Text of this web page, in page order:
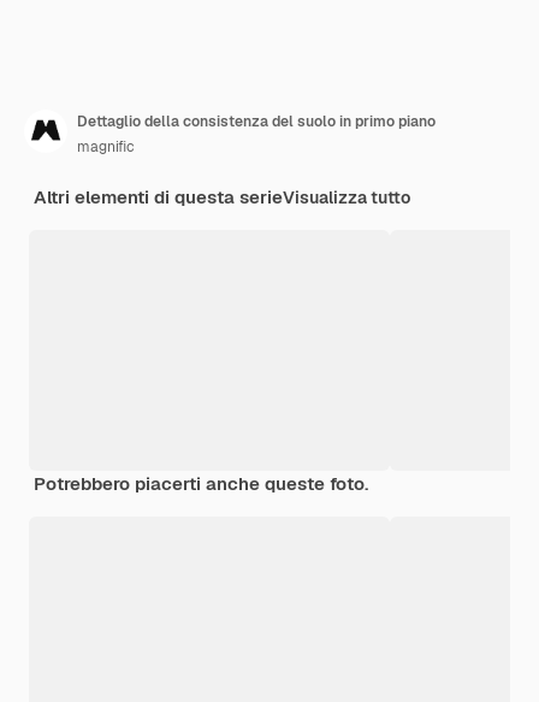
Dettaglio della consistenza del suolo in primo piano
magnific
Altri elementi di questa serieVisualizza tutto
Potrebbero piacerti anche queste foto.